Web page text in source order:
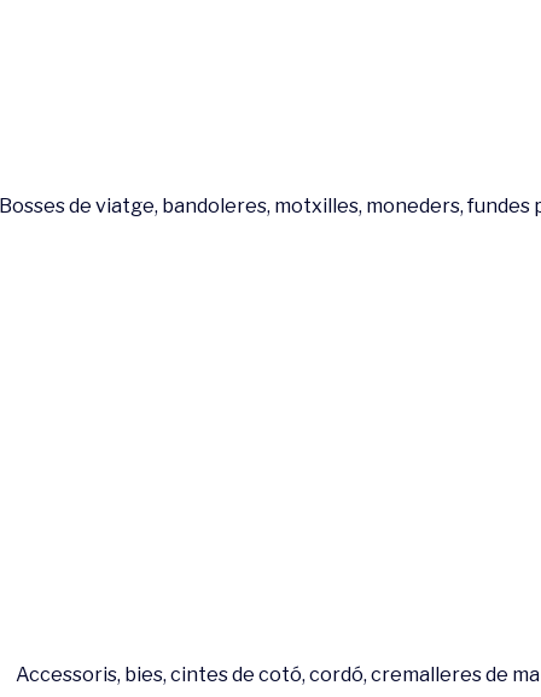
de viatge, bandoleres, motxilles, moneders,
Accessoris, bies, cintes de cotó, cordó, cremalleres de